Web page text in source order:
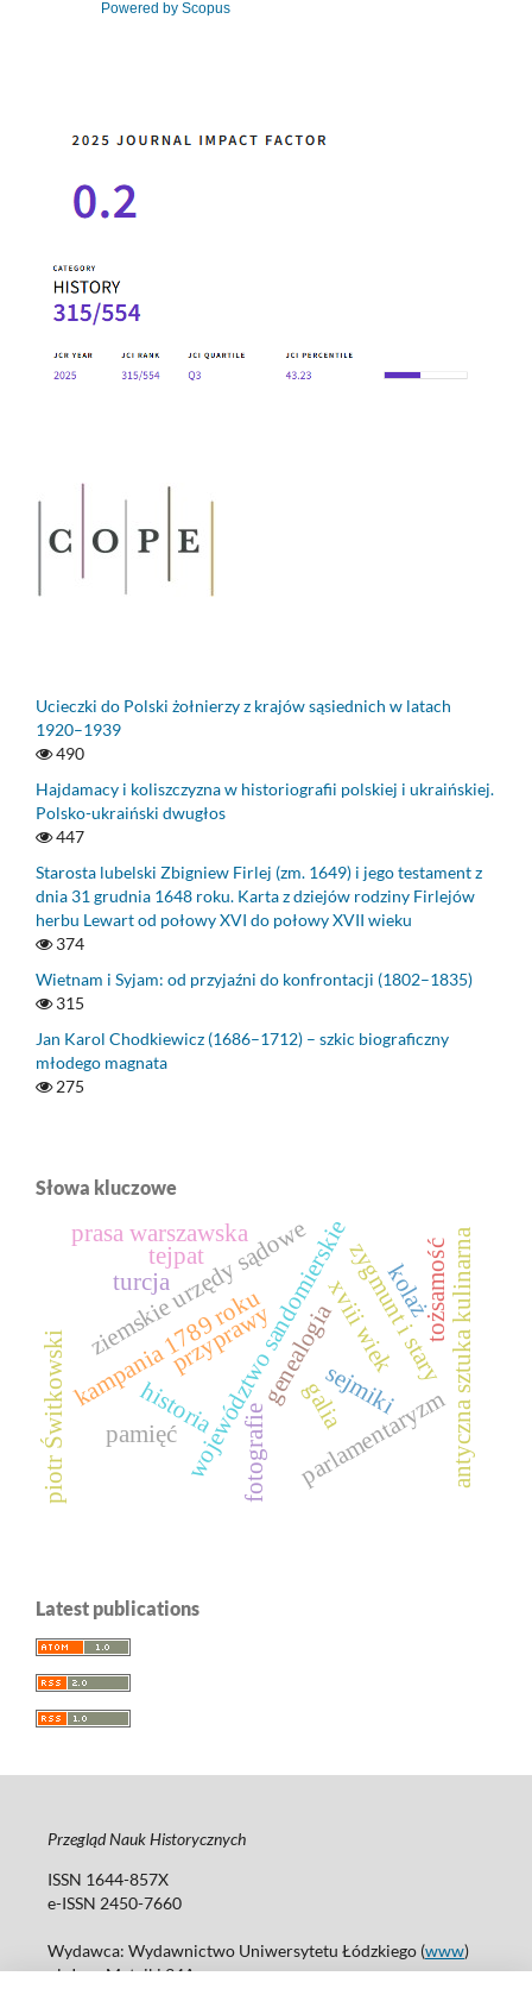
Powered by Scopus
Ucieczki do Polski żołnierzy z krajów sąsiednich w latach
1920–1939
490
Hajdamacy i koliszczyzna w historiografii polskiej i ukraińskiej.
Polsko-ukraiński dwugłos
447
Starosta lubelski Zbigniew Firlej (zm. 1649) i jego testament z
dnia 31 grudnia 1648 roku. Karta z dziejów rodziny Firlejów
herbu Lewart od połowy XVI do połowy XVII wieku
374
Wietnam i Syjam: od przyjaźni do konfrontacji (1802–1835)
315
Jan Karol Chodkiewicz (1686–1712) – szkic biograficzny
młodego magnata
275
Słowa kluczowe
województwo sandomierskie
ziemskie urzędy sądowe
sejmiki
parlamentaryzm
kampania 1789 roku
piotr Świtkowski
prasa warszawska
xviii wiek
zygmunt i stary
genealogia
historia galia
przyprawy antyczna sztuka kulinarna
tejpat
kolaż
fotografie
turcja
pamięć
tożsamość
Latest publications
Przegląd Nauk Historycznych
ISSN 1644-857X
e-ISSN 2450-7660
Wydawca: Wydawnictwo Uniwersytetu Łódzkiego (www)
ul. Jana Matejki 34A